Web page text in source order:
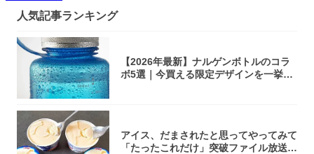
人気記事ランキング
【2026年最新】ナルゲンボトルのコラ
ボ5選｜今買える限定デザインを一挙紹
アイス、だまされたと思ってやってみて
「たったこれだけ」突破ファイル放送で